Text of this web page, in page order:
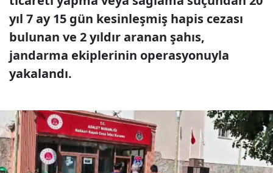
yıl 7 ay 15 gün kesinleşmiş hapis cezası
bulunan ve 2 yıldır aranan şahıs,
jandarma ekiplerinin operasyonuyla
yakalandı.